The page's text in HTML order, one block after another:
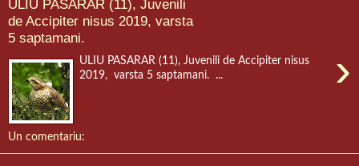
ULIU PASARAR (11), Juvenili
de Accipiter nisus 2019, varsta
5 saptamani.
›
ULIU PASARAR (11), Juvenili de Accipiter nisus
2019, varsta 5 saptamani. ...
Un comentariu: